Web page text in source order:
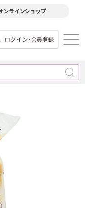
ンラインショップ
ログイン･会員登録